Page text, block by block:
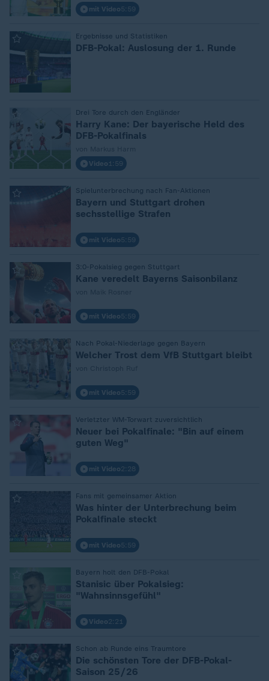
mit Video5:59
Ergebnisse und Statistiken
: DFB-Pokal: Auslosung der 1. Runde
Drei Tore durch den Engländer
:
Harry Kane: Der bayerische Held des
DFB-Pokalfinals
Video 1:59
Spielunterbrechung nach Fan-Aktionen
:
Bayern und Stuttgart drohen
sechsstellige Strafen
mit Video5:59
3:0-Pokalsieg gegen Stuttgart
: Kane veredelt Bayerns Saisonbilanz
mit Video5:59
Nach Pokal-Niederlage gegen Bayern
: Welcher Trost dem VfB Stuttgart bleibt
mit Video5:59
Verletzter WM-Torwart zuversichtlich
:
Neuer bei Pokalfinale: "Bin auf einem
guten Weg"
mit Video2:28
Fans mit gemeinsamer Aktion
:
Was hinter der Unterbrechung beim
Pokalfinale steckt
mit Video5:59
Bayern holt den DFB-Pokal
Stanisic über Pokalsieg:
"Wahnsinnsgefühl"
Video2:21
Schon ab Runde eins Traumtore
:
Die schönsten Tore der DFB-Pokal-
Saison 25/26